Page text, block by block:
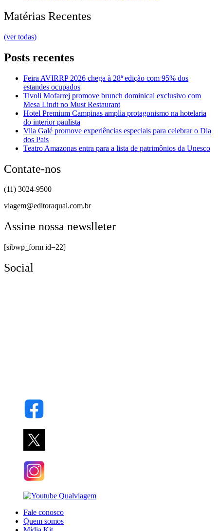
Matérias Recentes
(ver todas)
Posts recentes
Feira AVIRRP 2026 chega à 28ª edição com 95% dos
estandes ocupados
Tivoli Mofarrej promove brunch dominical exclusivo com
Mesa Lindt no Must Restaurant
Hotel Premium Campinas amplia protagonismo na hotelaria
do interior paulista
Vila Galé promove experiências especiais para celebrar o Dia
dos Pais
Teatro Amazonas entra para a lista de patrimônios da Unesco
Contate-nos
(11) 3024-9500
viagem@editoraqual.com.br
Assine nossa newslleter
[sibwp_form id=22]
Social
Fale conosco
Quem somos